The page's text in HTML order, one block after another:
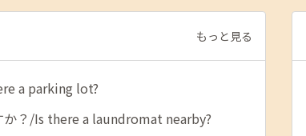
もっと見る
a parking lot?
か？/Is there a laundromat nearby?